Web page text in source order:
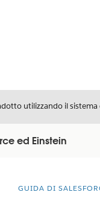
utilizzando il
ed Einstein
Ti trovi qui:
GUIDA DI